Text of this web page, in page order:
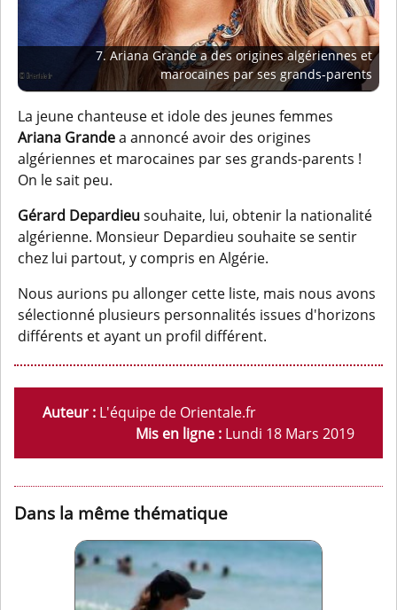
7. Ariana Grande a des origines algériennes et
marocaines par ses grands-parents
La jeune chanteuse et idole des jeunes femmes
Ariana Grandea annoncé avoir des origines
algériennes et marocaines par ses grands-parents !
On le sait peu.
Gérard Depardieusouhaite, lui, obtenir la nationalité
algérienne. Monsieur Depardieu souhaite se sentir
chez lui partout, y compris en Algérie.
Nous aurions pu allonger cette liste, mais nous avons
sélectionné plusieurs personnalités issues d'horizons
différents et ayant un profil différent.
Auteur : L'équipe de Orientale.fr
Mis en ligne : Lundi 18 Mars 2019
Dans la même thématique